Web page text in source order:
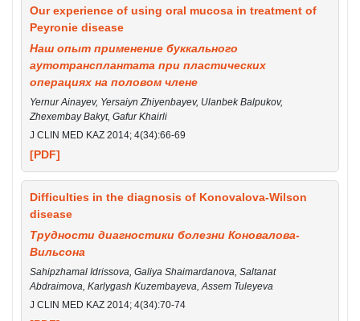
Our experience of using oral mucosa in treatment of
Peyronie disease
Наш опыт применение буккального
аутотрансплантата при пластических
операциях на половом члене
Yernur Ainayev, Yersaiyn Zhiyenbayev, Ulanbek Balpukov,
Zhexembay Bakyt, Gafur Khairli
J CLIN MED KAZ 2014; 4(34):66-69
[PDF]
Difficulties in the diagnosis of Konovalova-Wilson
disease
Трудности диагностики болезни Коновалова-
Вильсона
Sahipzhamal Idrissova, Galiya Shaimardanova, Saltanat
Abdraimova, Karlygash Kuzembayeva, Assem Tuleyeva
J CLIN MED KAZ 2014; 4(34):70-74